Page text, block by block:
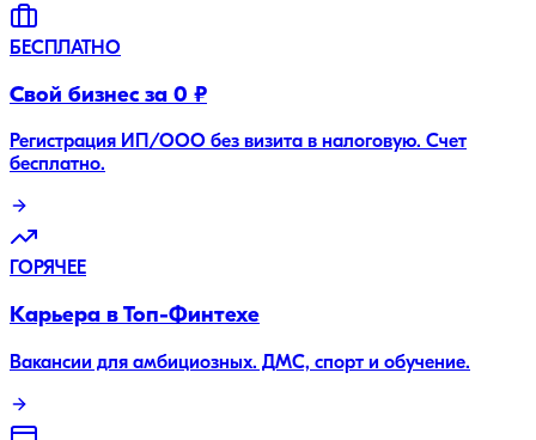
БЕСПЛАТНО
Свой бизнес за 0 ₽
Регистрация ИП/ООО без визита в налоговую. Счет
бесплатно.
ГОРЯЧЕЕ
Карьера в Топ-Финтехе
Вакансии для амбициозных. ДМС, спорт и обучение.